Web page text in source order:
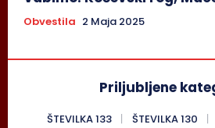
Obvestila 2 Maja 2025
Priljubljene
ŠTEVILKA 133 ŠTEVILKA 130